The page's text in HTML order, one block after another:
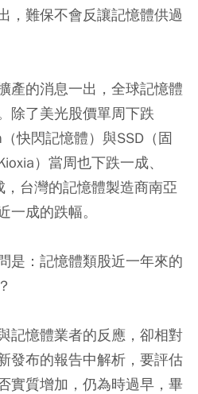
，難保不會反讓記憶體供過
產的消息一出，全球記憶體
除了美光股價單周下跌
快閃記憶體）與SSD（固
）當周也下跌一成、
台灣的記憶體製造商南亞
一成的跌幅。
是：記憶體類股近一年來的
記憶體業者的反應，卻相對
發布的報告中解析，要評估
實質增加，仍為時過早，畢